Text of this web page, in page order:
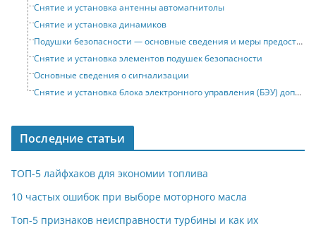
Снятие и установка антенны автомагнитолы
Снятие и установка динамиков
Подушки безопасности — основные сведения и меры предосторожности
Снятие и установка элементов подушек безопасности
Основные сведения о сигнализации
Снятие и установка блока электронного управления (БЭУ) дополнительным оборудованием
Последние статьи
ТОП-5 лайфхаков для экономии топлива
10 частых ошибок при выборе моторного масла
Топ-5 признаков неисправности турбины и как их